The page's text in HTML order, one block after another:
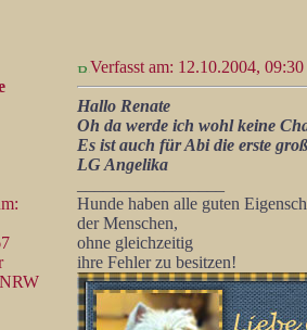
Verfasst am: 12.10.2004, 09:30
Hallo Renate
Oh da werde ich wohl keine
Es ist auch für Abi die erste
LG Angelika
Hunde haben alle guten
der Menschen,
ohne gleichzeitig
ihre Fehler zu besitzen!